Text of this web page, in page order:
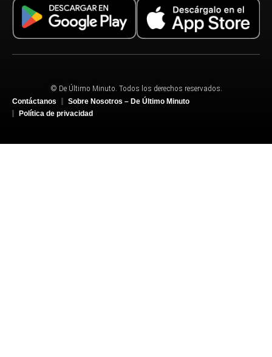
© De Último Minuto. Todos los derechos reservados.
Contáctanos
Sobre Nosotros – De Último Minuto
Política de privacidad